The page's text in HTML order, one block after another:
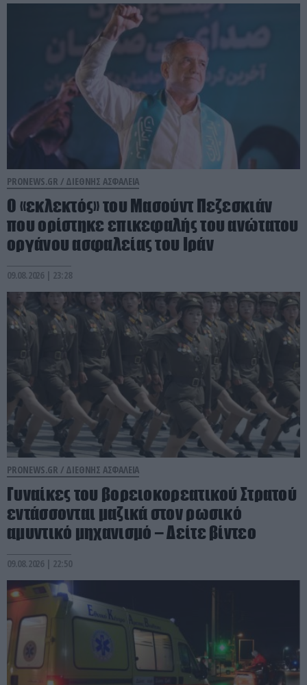
PRONEWS.GR / ΔΙΕΘΝΗΣ ΑΣΦΑΛΕΙΑ
Ο «εκλεκτός» του Μασούντ Πεζεσκιάν
που ορίστηκε επικεφαλής του ανώτατου
οργάνου ασφαλείας του Ιράν
09.08.2026 | 23:28
PRONEWS.GR / ΔΙΕΘΝΗΣ ΑΣΦΑΛΕΙΑ
Γυναίκες του βορειοκορεατικού Στρατού
εντάσσονται μαζικά στον ρωσικό
αμυντικό μηχανισμό – Δείτε βίντεο
09.08.2026 | 22:50